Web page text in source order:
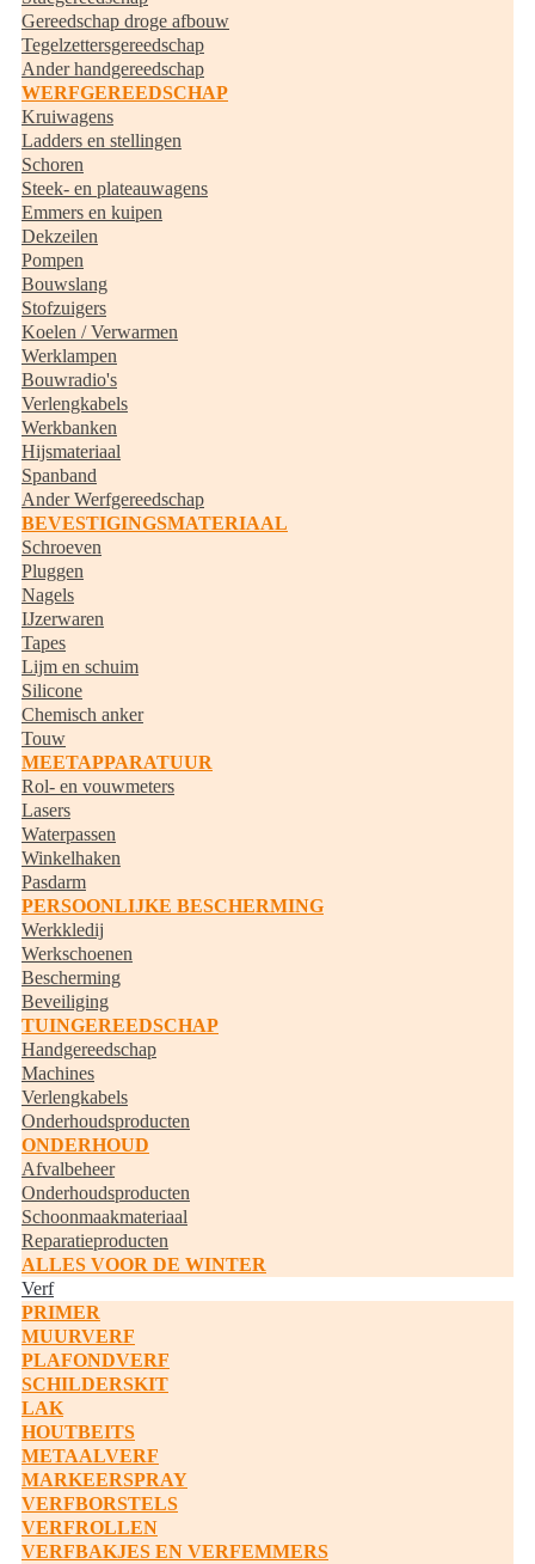
Gereedschap droge afbouw
Tegelzettersgereedschap
Ander handgereedschap
WERFGEREEDSCHAP
Kruiwagens
Ladders en stellingen
Schoren
Steek- en plateauwagens
Emmers en kuipen
Dekzeilen
Pompen
Bouwslang
Stofzuigers
Koelen / Verwarmen
Werklampen
Bouwradio's
Verlengkabels
Werkbanken
Hijsmateriaal
Spanband
Ander Werfgereedschap
BEVESTIGINGSMATERIAAL
Schroeven
Pluggen
Nagels
IJzerwaren
Tapes
Lijm en schuim
Silicone
Chemisch anker
Touw
MEETAPPARATUUR
Rol- en vouwmeters
Lasers
Waterpassen
Winkelhaken
Pasdarm
PERSOONLIJKE BESCHERMING
Werkkledij
Werkschoenen
Bescherming
Beveiliging
TUINGEREEDSCHAP
Handgereedschap
Machines
Verlengkabels
Onderhoudsproducten
ONDERHOUD
Afvalbeheer
Onderhoudsproducten
Schoonmaakmateriaal
Reparatieproducten
ALLES VOOR DE WINTER
Verf
PRIMER
MUURVERF
PLAFONDVERF
SCHILDERSKIT
LAK
HOUTBEITS
METAALVERF
MARKEERSPRAY
VERFBORSTELS
VERFROLLEN
VERFBAKJES EN VERFEMMERS